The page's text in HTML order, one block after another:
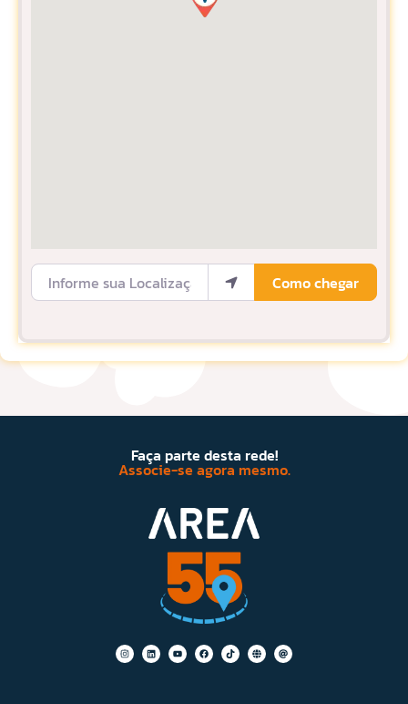
Informe sua Localização
Como chegar
Faça parte desta rede!
Associe-se agora mesmo.